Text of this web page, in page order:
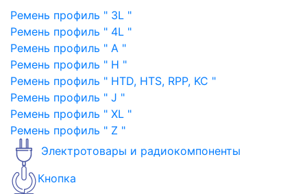
Ремень профиль " 3L "
Ремень профиль " 4L "
Ремень профиль " A "
Ремень профиль " H "
Ремень профиль " HTD, HTS, RPP, KC "
Ремень профиль " J "
Ремень профиль " XL "
Ремень профиль " Z "
Электротовары и радиокомпоненты
Кнопка